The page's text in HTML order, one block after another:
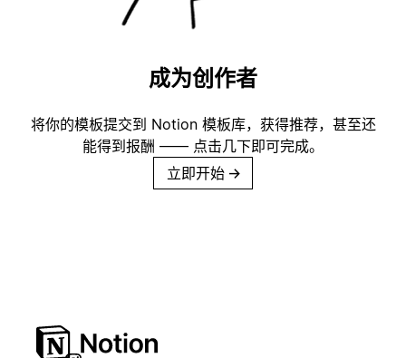
成为创作者
将你的模板提交到 Notion 模板库，获得推荐，甚至还
能得到报酬 —— 点击几下即可完成。
立即开始 →